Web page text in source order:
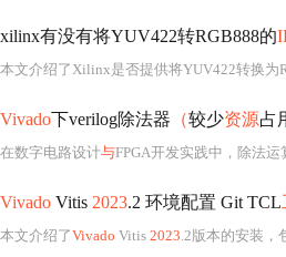
xilinx有没有将YUV422转RGB888的
本文介绍了Xilinx是否提供将YUV422转换为
Vivado下verilog除法器 （较少资源占
在数字电路设计与FPGA开发实践中，除法
Vivado Vitis 2023.2 环境配置 Git TCL
本文介绍了Vivado Vitis 2023.2版本的安装，